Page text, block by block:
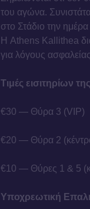
του αγώνα.
στο Στάδιο την
Η Athens Kallithea
για λόγους
Τιμές εισιτηρίων
€30 — Θύρα 3 (VIP)
€20 — Θύρα 2
€10 — Θύρες 1 & 5
Υποχρεωτική